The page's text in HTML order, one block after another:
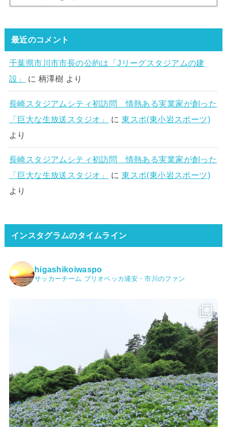
最近のコメント
千葉県市川市市長の公約は「Jリーグスタジアムの建
設」
に 柄澤樹 より
長崎スタジアムシティ初訪問 情熱ある実業家が創った
「巨大な生放送スタジオ」
に東スポ(東小岩スポーツ)
より
長崎スタジアムシティ初訪問 情熱ある実業家が創った
「巨大な生放送スタジオ」
に東スポ(東小岩スポーツ)
より
インスタグラムのタイムライン
higashikoiwaspo
サッカーチーム ブリオベッカ浦安・市川のファン